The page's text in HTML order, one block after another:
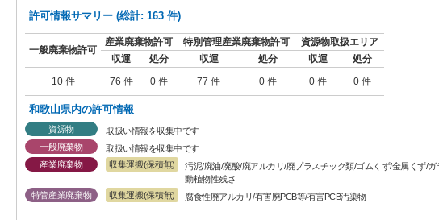
許可情報サマリー (総計: 163 件)
一般廃棄物許可
産業廃棄物許可 特別管理産業廃棄物許可
資源物取扱エリア
収運
処分 収運 処分 収運
処分
10 件
76 件 0 件 77 件 0 件 0 件 0 件
和歌山県内の許可情報
資源物
取扱い情報を収集中です
一般廃棄物
取扱い情報を収集中です
産業廃棄物
収集運搬(保積無)
汚泥/廃油/廃酸/廃アルカリ/廃プラスチック類/ゴムくず/金属くず/
動植物性残さ
特管産業廃棄物
収集運搬(保積無) 腐食性廃アルカリ/有害廃PCB等/有害PCB汚染物